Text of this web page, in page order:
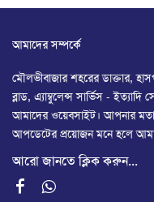
আমাদের সম্পর্কে
মৌলভীবাজার শহরের ডাক্তার,
ব্লাড, এ্যাম্বুলেন্স সার্ভিস -
আমাদের ওয়েবসাইট। আপনার
আপডেটের প্রয়োজন মনে হলে
আরো জানতে ক্লিক করুন...